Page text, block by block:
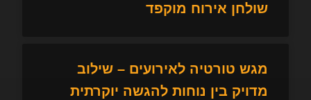
שולחן אירוח מוקפד
מגש טורטיה לאירועים – שילוב
מדויק בין נוחות להגשה יוקרתית